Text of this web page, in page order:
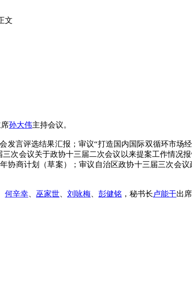
文
孙大伟主持会议。
评选结果汇报；审议“打造国内国际双循环市场
次会议关于政协十三届二次会议以来提案工作情况
协商计划（草案）；审议自治区政协十三届三次会
何辛幸 巫家世 刘咏梅 彭健铭 ，秘书长卢能干出